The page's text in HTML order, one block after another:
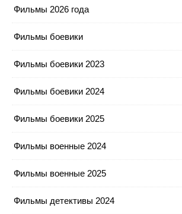
Фильмы 2026 года
Фильмы боевики
Фильмы боевики 2023
Фильмы боевики 2024
Фильмы боевики 2025
Фильмы военные 2024
Фильмы военные 2025
Фильмы детективы 2024